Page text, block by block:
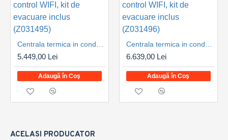
5.449,00 Lei
Adaugă în Coş
6.639,00 Lei
Adaugă în Coş
ACELASI PRODUCATOR